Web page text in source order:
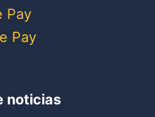
Pay
Pay
noticias